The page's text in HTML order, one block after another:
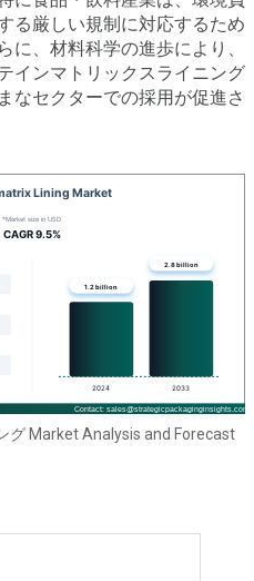
る厳しい規制に対応するため
に、材料科学の進歩により、
インマトリックスライニング
なセクターでの採用が促進さ
グ Market Analysis and Forecast